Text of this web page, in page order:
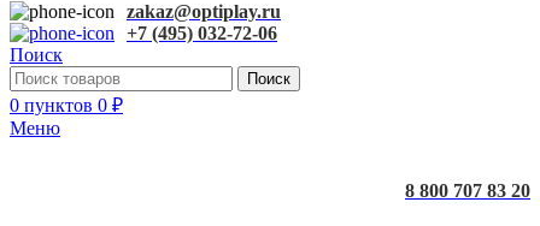
zakaz@optiplay.ru
+7 (495) 032-72-06
Поиск
Поиск
0 пунктов 0 ₽
Меню
8 800 707 83 20